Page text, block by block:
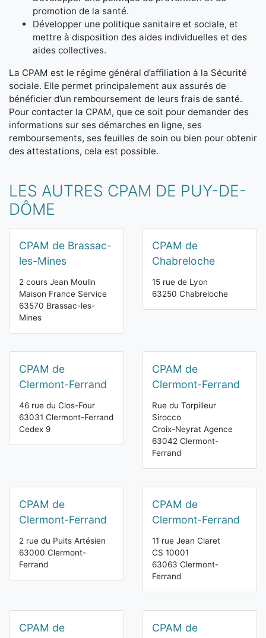
promotion de la santé.
Développer une politique sanitaire et sociale, et
mettre à disposition des aides individuelles et des
aides collectives.
La CPAM est le régime général d’affiliation à la Sécurité
sociale. Elle permet principalement aux assurés de
bénéficier d’un remboursement de leurs frais de santé.
Pour contacter la CPAM, que ce soit pour demander des
informations sur ses démarches en ligne, ses
remboursements, ses feuilles de soin ou bien pour obtenir
des attestations, cela est possible.
LES AUTRES CPAM DE PUY-DE-
DÔME
CPAM de Brassac-
les-Mines
2 cours Jean Moulin
Maison France Service
63570 Brassac-les-
Mines
CPAM de
Chabreloche
15 rue de Lyon
63250 Chabreloche
CPAM de
Clermont-Ferrand
46 rue du Clos-Four
63031 Clermont-Ferrand
Cedex 9
CPAM de
Clermont-Ferrand
Rue du Torpilleur
Sirocco
Croix-Neyrat Agence
63042 Clermont-
Ferrand
CPAM de
Clermont-Ferrand
2 rue du Puits Artésien
63000 Clermont-
Ferrand
CPAM de
Clermont-Ferrand
11 rue Jean Claret
CS 10001
63063 Clermont-
Ferrand
CPAM de
CPAM de